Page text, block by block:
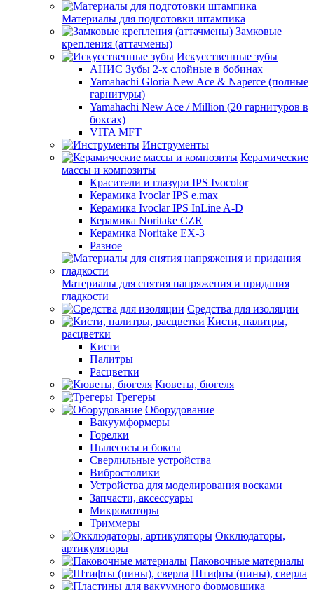
Материалы для подготовки штампика
Замковые
крепления (аттачмены)
Искусственные зубы
АНИС Зубы 2-х слойные в бобинах
Yamahachi Gloria New Ace & Naperce (полные
гарнитуры)
Yamahachi New Ace / Million (20 гарнитуров в
боксах)
VITA MFT
Инструменты
Керамические
массы и композиты
Красители и глазури IPS Ivocolor
Керамика Ivoclar IPS e.max
Керамика Ivoclar IPS InLine A-D
Керамика Noritake CZR
Керамика Noritake EX-3
Разное
Материалы для снятия напряжения и придания
гладкости
Средства для изоляции
Кисти, палитры,
расцветки
Кисти
Палитры
Расцветки
Кюветы, бюгеля
Трегеры
Оборудование
Вакуумформеры
Горелки
Пылесосы и боксы
Сверлильные устройства
Вибростолики
Устройства для моделирования восками
Запчасти, аксессуары
Микромоторы
Триммеры
Окклюдаторы,
артикуляторы
Паковочные материалы
Штифты (пины), сверла